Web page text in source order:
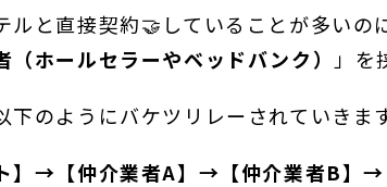
ルと直接契約🤝していることが多いの
（ホールセラーやベッドバンク）
」を
のようにバケツリレーされていきます
】→【仲介業者A】→【仲介業者B】→